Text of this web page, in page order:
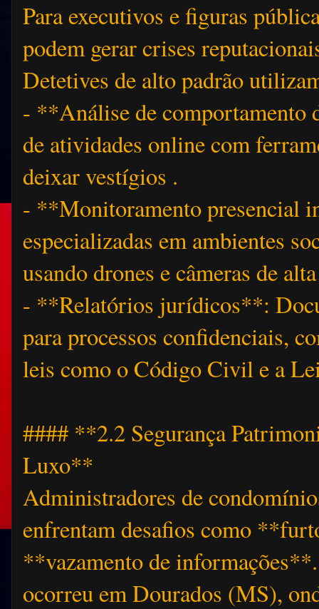
Para executivos e figuras
podem gerar crises
Detetives de alto padrão
- **Análise de comportamento
de atividades online com
deixar vestígios .
- **Monitoramento presencial
especializadas em ambientes
usando drones e câmeras de
- **Relatórios jurídicos**:
para processos confidenciais,
leis como o Código Civil e a
#### **2.2 Segurança
Luxo**
Administradores de
enfrentam desafios como
**vazamento de
ocorreu em Dourados (MS),